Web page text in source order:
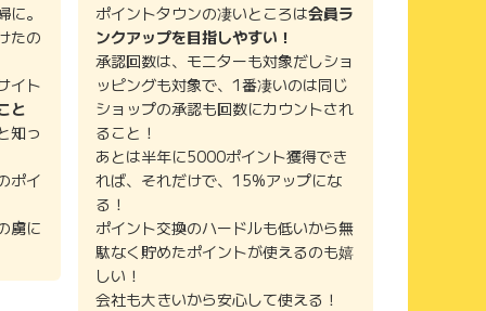
。
たの
イト
と
知っ
ポイ
虜に
ポイントタウンの凄いところは会員ラ
ンクアップを目指しやすい！
承認回数は、モニターも対象だしショ
ッピングも対象で、1番凄いのは同じ
ショップの承認も回数にカウントされ
ること！
あとは半年に5000ポイント獲得でき
れば、それだけで、15%アップにな
る！
ポイント交換のハードルも低いから無
駄なく貯めたポイントが使えるのも嬉
しい！
会社も大きいから安心して使える！